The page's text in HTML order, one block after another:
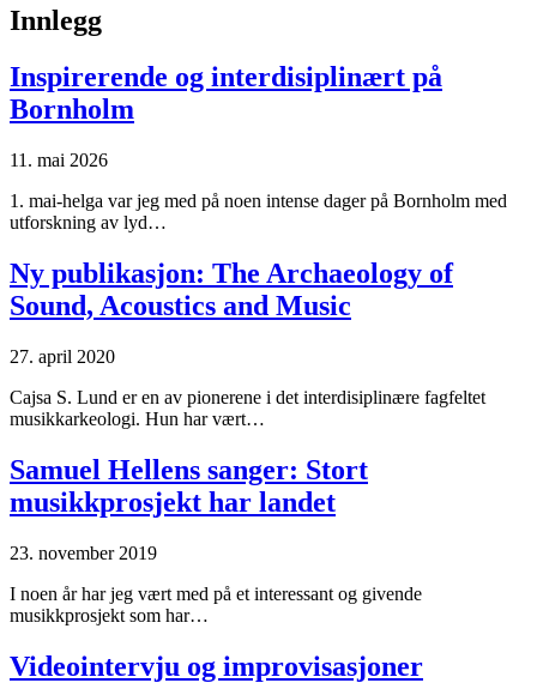
Innlegg
Inspirerende og interdisiplinært på
Bornholm
11. mai 2026
1. mai-helga var jeg med på noen intense dager på Bornholm med
utforskning av lyd…
Ny publikasjon: The Archaeology of
Sound, Acoustics and Music
27. april 2020
Cajsa S. Lund er en av pionerene i det interdisiplinære fagfeltet
musikkarkeologi. Hun har vært…
Samuel Hellens sanger: Stort
musikkprosjekt har landet
23. november 2019
I noen år har jeg vært med på et interessant og givende
musikkprosjekt som har…
Videointervju og improvisasjoner